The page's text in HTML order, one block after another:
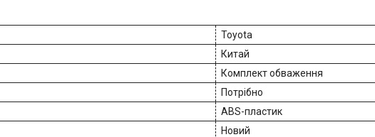
Toyota
Китай
Комплект обваження
Потрібно
ABS-пластик
Новий